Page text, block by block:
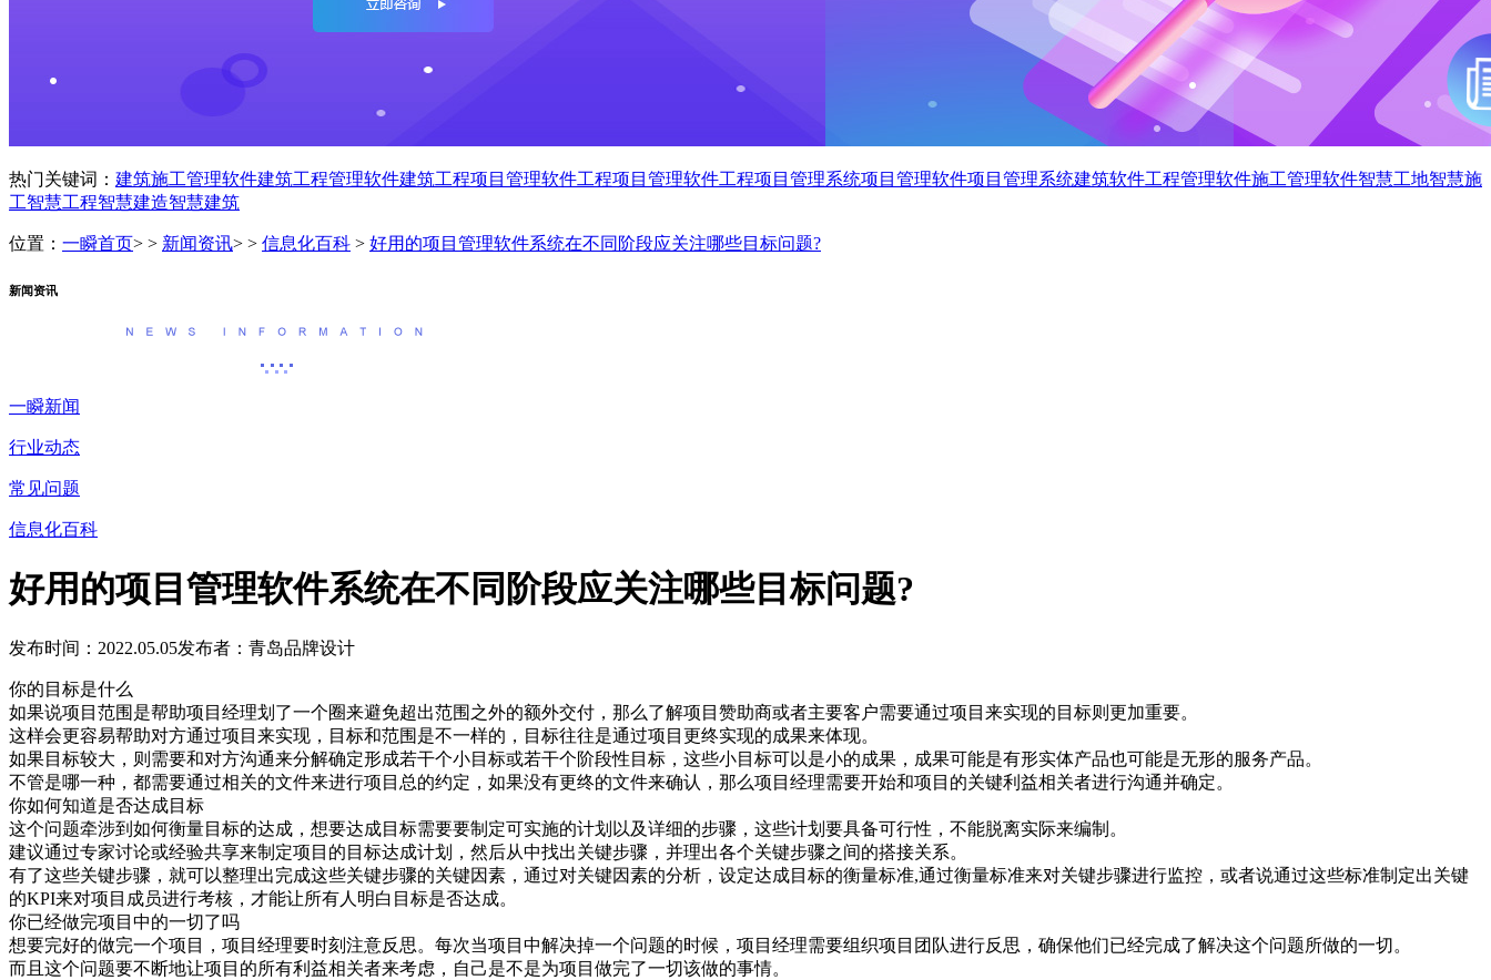
热门关键词： 建筑施工管理软件建筑工程管理软件建筑工程项目管理软件工程项目管理软件工程项目管理系统项目管理软件项目管理系统建筑软件工程管理软件施工管理软件智慧工地智慧施
工智慧工程智慧建造智慧建筑
位置： 一瞬首页> > 新闻资讯> > 信息化百科 > 好用的项目管理软件系统在不同阶段应关注哪些目标问题?
新闻资讯
一瞬新闻
行业动态
常见问题
信息化百科
好用的项目管理软件系统在不同阶段应关注哪些目标问题?
发布时间：2022.05.05发布者：青岛品牌设计
你的目标是什么
如果说项目范围是帮助项目经理划了一个圈来避免超出范围之外的额外交付，那么了解项目赞助商或者主要客户需要通过项目来实现的目标则更加重要。
这样会更容易帮助对方通过项目来实现，目标和范围是不一样的，目标往往是通过项目更终实现的成果来体现。
如果目标较大，则需要和对方沟通来分解确定形成若干个小目标或若干个阶段性目标，这些小目标可以是小的成果，成果可能是有形实体产品也可能是无形的服务产品。
不管是哪一种，都需要通过相关的文件来进行项目总的约定，如果没有更终的文件来确认，那么项目经理需要开始和项目的关键利益相关者进行沟通并确定。
你如何知道是否达成目标
这个问题牵涉到如何衡量目标的达成，想要达成目标需要要制定可实施的计划以及详细的步骤，这些计划要具备可行性，不能脱离实际来编制。
建议通过专家讨论或经验共享来制定项目的目标达成计划，然后从中找出关键步骤，并理出各个关键步骤之间的搭接关系。
有了这些关键步骤，就可以整理出完成这些关键步骤的关键因素，通过对关键因素的分析，设定达成目标的衡量标准,通过衡量标准来对关键步骤进行监控，或者说通过这些标准制定出关键
的KPI来对项目成员进行考核，才能让所有人明白目标是否达成。
你已经做完项目中的一切了吗
想要完好的做完一个项目，项目经理要时刻注意反思。每次当项目中解决掉一个问题的时候，项目经理需要组织项目团队进行反思，确保他们已经完成了解决这个问题所做的一切。
而且这个问题要不断地让项目的所有利益相关者来考虑，自己是不是为项目做完了一切该做的事情。